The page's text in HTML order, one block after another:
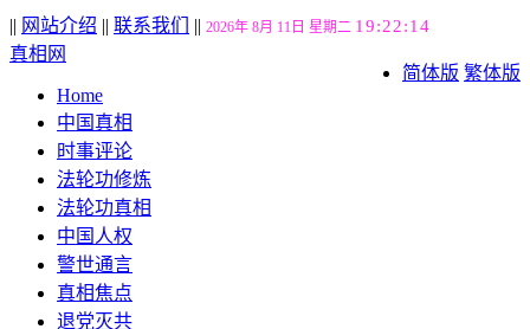
|| 网站介绍 || 联系我们 || 2026年 8月 11日 星期二 19:22:15
简体版 繁体版
真相网
Home
中国真相
时事评论
法轮功修炼
法轮功真相
中国人权
警世通言
真相焦点
退党灭共